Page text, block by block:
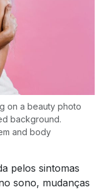
on a beauty photo
background.
and body
pelos sintomas
sono, mudanças